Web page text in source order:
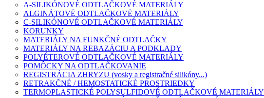
A-SILIKÓNOVÉ ODTLAČKOVÉ MATERIÁLY
ALGINÁTOVÉ ODTLAČKOVÉ MATERIÁLY
C-SILIKÓNOVÉ ODTLAČKOVÉ MATERIÁLY
KORUNKY
MATERIÁLY NA FUNKČNÉ ODTLAČKY
MATERIÁLY NA REBAZÁCIU A PODKLADY
POLYÉTEROVÉ ODTLAČKOVÉ MATERIÁLY
POMÔCKY NA ODTLAČKOVANIE
REGISTRÁCIA ZHRYZU (vosky a registračné silikóny...)
RETRAKČNÉ / HEMOSTATICKÉ PROSTRIEDKY
TERMOPLASTICKÉ POLYSULFIDOVÉ ODTLAČKOVÉ MATERIÁLY